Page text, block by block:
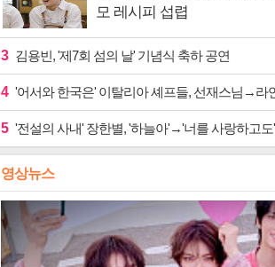
모 레시피 섭렵
3 김용빈, '제7회 섬의 날' 기념식 축하 공연
4 '어서와 한국은' 이탈리아 셰프들, 선재스님→라
5 '전설의 사내' 장한별, '하늘아'→'너를 사랑하고도
영상뉴스